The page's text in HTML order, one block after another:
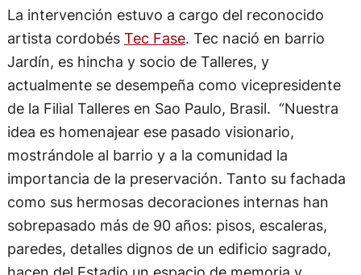
La intervención estuvo a cargo del reconocido
artista cordobés Tec Fase. Tec nació en barrio
Jardín, es hincha y socio de Talleres, y
actualmente se desempeña como vicepresidente
de la Filial Talleres en Sao Paulo, Brasil. “Nuestra
idea es homenajear ese pasado visionario,
mostrándole al barrio y a la comunidad la
importancia de la preservación. Tanto su fachada
como sus hermosas decoraciones internas han
sobrepasado más de 90 años: pisos, escaleras,
paredes, detalles dignos de un edificio sagrado,